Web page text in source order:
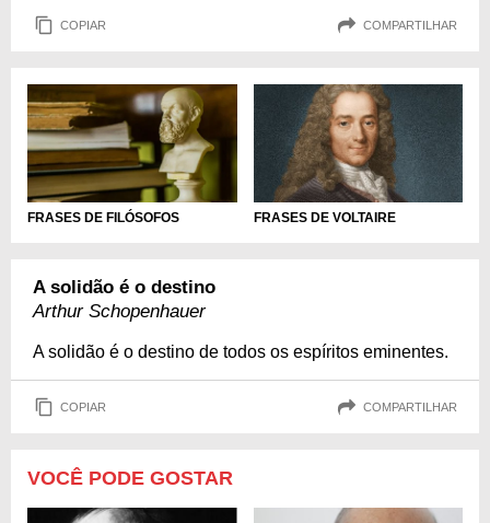
COPIAR COMPARTILHAR
FRASES DE FILÓSOFOS FRASES DE VOLTAIRE
A solidão é o destino
Arthur Schopenhauer
A solidão é o destino de todos os espíritos eminentes.
COPIAR COMPARTILHAR
VOCÊ PODE GOSTAR